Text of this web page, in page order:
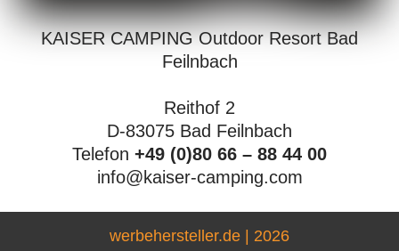
KAISER CAMPING Outdoor Resort Bad
Feilnbach
Reithof 2
D-83075 Bad Feilnbach
Telefon +49 (0)80 66 – 88 44 00
info@kaiser-camping.com
werbehersteller.de | 2026